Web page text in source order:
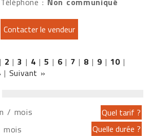
| 2 |3 | 4 | 5 | 6 | 7 | 8 | 9 | 10|
| Suivant »
/ mois